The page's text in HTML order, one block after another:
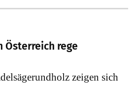
Österreich rege
zeigen sich